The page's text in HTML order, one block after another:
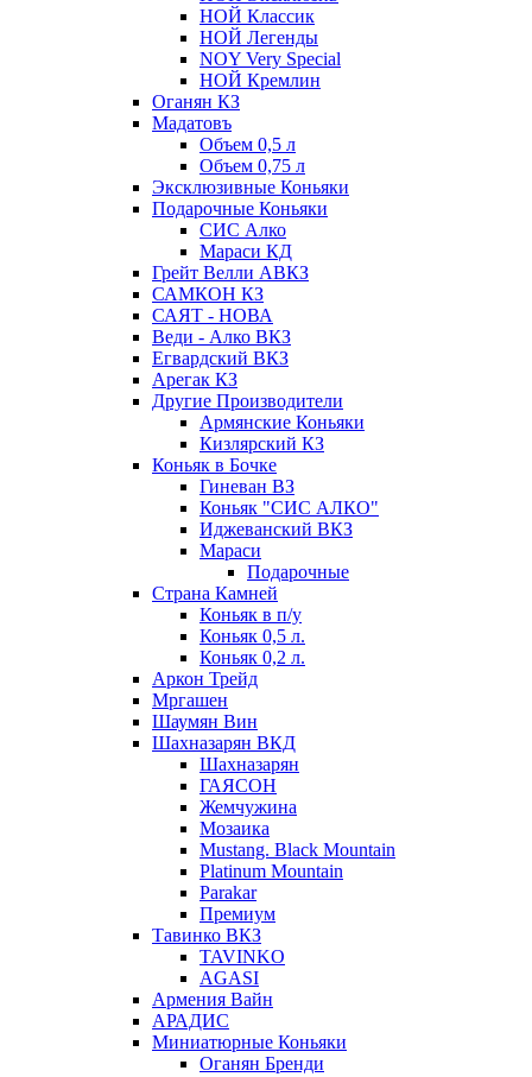
НОЙ Классик
НОЙ Легенды
NOY Very Speсial
НОЙ Кремлин
Оганян КЗ
Мадатовъ
Объем 0,5 л
Объем 0,75 л
Эксклюзивные Коньяки
Подарочные Коньяки
СИС Алко
Мараси КД
Грейт Велли АВКЗ
САМКОН КЗ
САЯТ - НОВА
Веди - Алко ВКЗ
Егвардский ВКЗ
Арегак КЗ
Другие Производители
Армянские Коньяки
Кизлярский КЗ
Коньяк в Бочке
Гиневан ВЗ
Коньяк "СИС АЛКО"
Иджеванский ВКЗ
Мараси
Подарочные
Страна Камней
Коньяк в п/у
Коньяк 0,5 л.
Коньяк 0,2 л.
Аркон Трейд
Мргашен
Шаумян Вин
Шахназарян ВКД
Шахназарян
ГАЯСОН
Жемчужина
Мозаика
Mustang. Black Mountain
Platinum Mountain
Parakar
Премиум
Тавинко ВКЗ
TAVINKO
AGASI
Армения Вайн
АРАДИС
Миниатюрные Коньяки
Оганян Бренди